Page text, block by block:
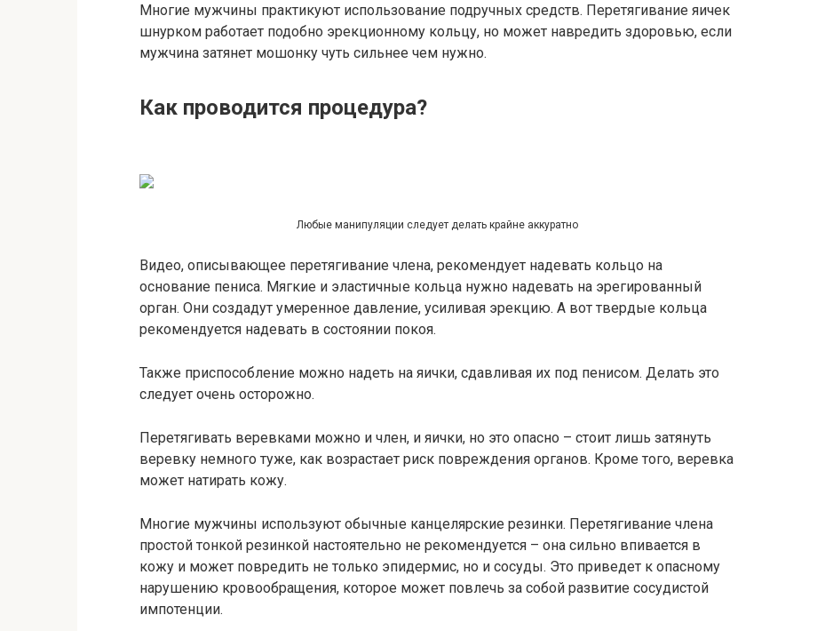
Многие мужчины практикуют использование подручных средств. Перетягивание яичек
шнурком работает подобно эрекционному кольцу, но может навредить здоровью, если
мужчина затянет мошонку чуть сильнее чем нужно.
Как проводится процедура?
Любые манипуляции следует делать крайне аккуратно
Видео, описывающее перетягивание члена, рекомендует надевать кольцо на
основание пениса. Мягкие и эластичные кольца нужно надевать на эрегированный
орган. Они создадут умеренное давление, усиливая эрекцию. А вот твердые кольца
рекомендуется надевать в состоянии покоя.
Также приспособление можно надеть на яички, сдавливая их под пенисом. Делать это
следует очень осторожно.
Перетягивать веревками можно и член, и яички, но это опасно – стоит лишь затянуть
веревку немного туже, как возрастает риск повреждения органов. Кроме того, веревка
может натирать кожу.
Многие мужчины используют обычные канцелярские резинки. Перетягивание члена
простой тонкой резинкой настоятельно не рекомендуется – она сильно впивается в
кожу и может повредить не только эпидермис, но и сосуды. Это приведет к опасному
нарушению кровообращения, которое может повлечь за собой развитие сосудистой
импотенции.